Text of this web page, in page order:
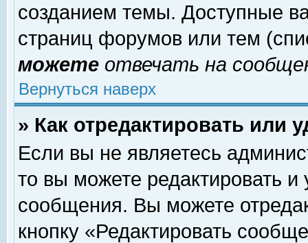
созданием темы. Доступные
страниц форумов или тем
можете отвечать на
Вернуться наверх
» Как отредактировать или
Если вы не являетесь
то вы можете редактировать и
сообщения. Вы можете
кнопку «Редактировать